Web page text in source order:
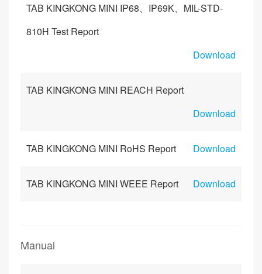
TAB KINGKONG MINI IP68、IP69K、MIL-STD-
810H Test Report
Download
TAB KINGKONG MINI REACH Report
Download
TAB KINGKONG MINI RoHS Report Download
TAB KINGKONG MINI WEEE Report Download
Manual